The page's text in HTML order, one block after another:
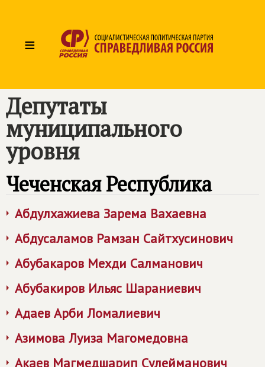
≡
Депутаты
муниципального
уровня
Чеченская Республика
Абдулхажиева Зарема Вахаевна
Абдусаламов Рамзан Сайтхусинович
Абубакаров Мехди Салманович
Абубакиров Ильяс Шараниевич
Адаев Арби Ломалиевич
Азимова Луиза Магомедовна
Акаев Магмедшарип Сулейманович